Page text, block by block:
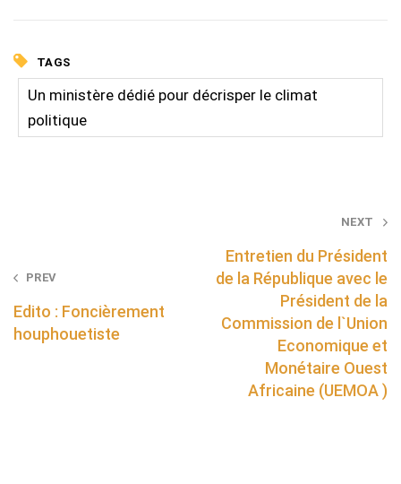
TAGS
Un ministère dédié pour décrisper le climat
politique
PREV
Edito : Foncièrement
houphouetiste
NEXT
Entretien du Président
de la République avec le
Président de la
Commission de l`Union
Economique et
Monétaire Ouest
Africaine (UEMOA )